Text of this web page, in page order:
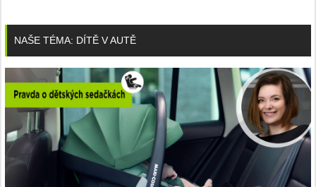
NAŠE TÉMA: DÍTĚ V AUTĚ